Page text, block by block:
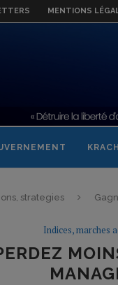
MENTIONS
KRACH
strategies
Indices, marches